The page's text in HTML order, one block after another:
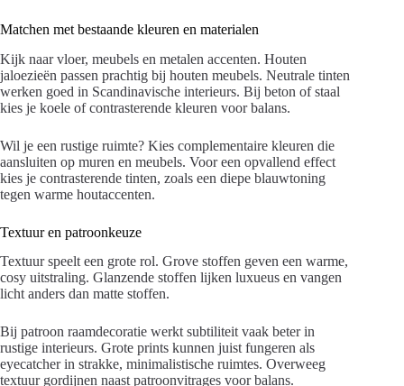
Matchen met bestaande kleuren en materialen
Kijk naar vloer, meubels en metalen accenten. Houten
jaloezieën passen prachtig bij houten meubels. Neutrale tinten
werken goed in Scandinavische interieurs. Bij beton of staal
kies je koele of contrasterende kleuren voor balans.
Wil je een rustige ruimte? Kies complementaire kleuren die
aansluiten op muren en meubels. Voor een opvallend effect
kies je contrasterende tinten, zoals een diepe blauwtoning
tegen warme houtaccenten.
Textuur en patroonkeuze
Textuur speelt een grote rol. Grove stoffen geven een warme,
cosy uitstraling. Glanzende stoffen lijken luxueus en vangen
licht anders dan matte stoffen.
Bij patroon raamdecoratie werkt subtiliteit vaak beter in
rustige interieurs. Grote prints kunnen juist fungeren als
eyecatcher in strakke, minimalistische ruimtes. Overweeg
textuur gordijnen naast patroonvitrages voor balans.